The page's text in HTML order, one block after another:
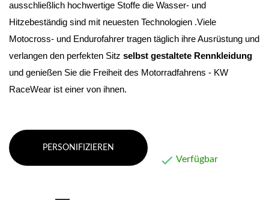
ausschließlich hochwertige Stoffe die Wasser- und
Hitzebeständig sind mit neuesten Technologien .Viele
Motocross- und Endurofahrer tragen täglich ihre Ausrüstung und
verlangen den perfekten Sitz
und genießen Sie die Freiheit des Motorradfahrens - KW
RaceWear ist einer von ihnen.
PERSONIFIZIEREN
 Verfügbar